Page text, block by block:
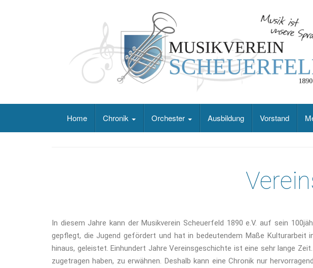
Home Chronik Orchester Ausbildung Vorstand
In diesem Jahre kann der Musikverein Scheuerfeld 1890 e.V. auf sein
gepflegt, die Jugend gefördert und hat in bedeutendem Maße Kulturarbeit
hinaus, geleistet. Einhundert Jahre Vereinsgeschichte ist eine sehr lange
zugetragen haben, zu erwähnen. Deshalb kann eine Chronik nur